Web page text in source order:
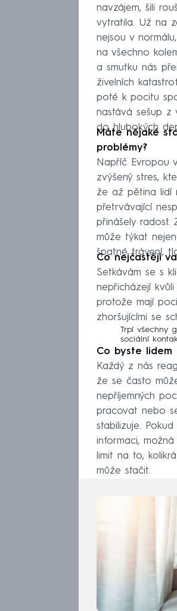
navzájem, šili
vytratila. Už na
nejsou v
na všechno
a smutku nás
živelních
poté k pocitu
nastává sešup z
do hlubokých
Máte nějaké
problémy?
Napříč Evropou
zvýšený stres,
že až pětina lidí
přetrvávající
přinášely radost.
může týkat
špatné trávení,
Co nejčastěji
Setkávám se s
nepřicházejí
protože mají
zhoršujícími se
Trpí všechny
sociální
Co byste lidem
Každý z nás
že se často
nepříjemných
pracovat nebo
stabilizuje.
informaci,
limit na to,
může stačit.